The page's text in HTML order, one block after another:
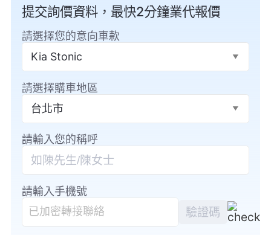
提交詢價資料，最快2分鐘業代報價
請選擇您的意向車款
Kia Stonic
請選擇購車地區
台北市
請輸入您的稱呼
請輸入手機號
驗證碼